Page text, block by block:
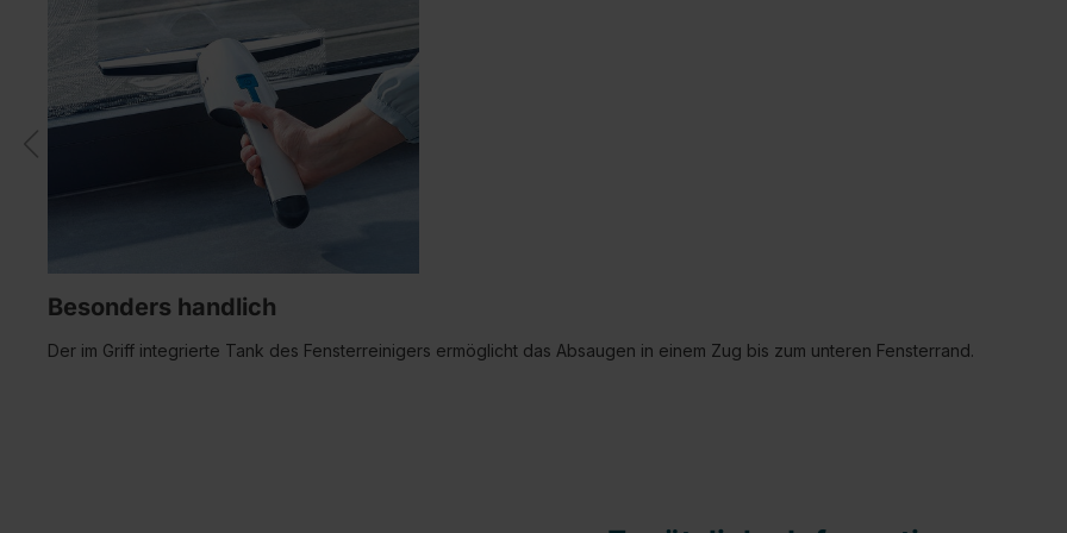
Besonders handlich
Der im Griff integrierte Tank des Fensterreinigers ermöglicht das Absaugen in einem Zug bis zum unteren Fensterrand.